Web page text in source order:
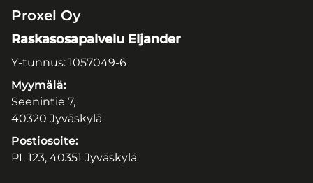
Proxel Oy
Raskasosapalvelu Eljander
Y-tunnus: 1057049-6
Myymälä:
Seenintie 7,
40320 Jyväskylä
Postiosoite:
PL 123, 40351 Jyväskylä